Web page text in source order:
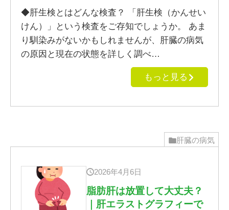
◆肝生検とはどんな検査？ 「肝生検（かんせい
けん）」という検査をご存知でしょうか。 あま
り馴染みがないかもしれませんが、肝臓の病気
の原因と現在の状態を詳しく調べ…
もっと見る
肝臓の病気
2026年4月6日
脂肪肝は放置して大丈夫？
｜肝エラストグラフィーで